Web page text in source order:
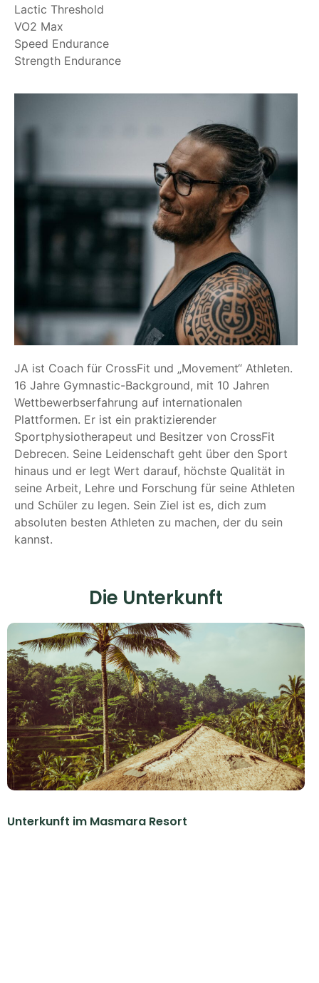
Lactic Threshold
VO2 Max
Speed Endurance
Strength Endurance
JA ist Coach für CrossFit und „Movement“ Athleten.
16 Jahre Gymnastic-Background, mit 10 Jahren
Wettbewerbserfahrung auf internationalen
Plattformen. Er ist ein praktizierender
Sportphysiotherapeut und Besitzer von CrossFit
Debrecen. Seine Leidenschaft geht über den Sport
hinaus und er legt Wert darauf, höchste Qualität in
seine Arbeit, Lehre und Forschung für seine Athleten
und Schüler zu legen. Sein Ziel ist es, dich zum
absoluten besten Athleten zu machen, der du sein
kannst.
Die Unterkunft
Unterkunft im Masmara Resort